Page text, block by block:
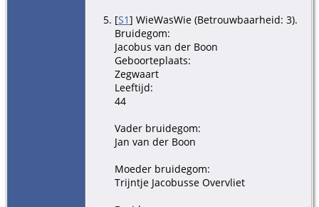
[S1] WieWasWie (Betrouwbaarheid: 3).
Bruidegom:
Jacobus van der Boon
Geboorteplaats:
Zegwaart
Leeftijd:
44
Vader bruidegom:
Jan van der Boon
Moeder bruidegom:
Trijntje Jacobusse Overvliet